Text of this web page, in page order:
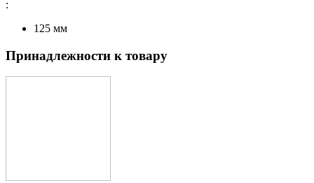
:
125 мм
Принадлежности к товару